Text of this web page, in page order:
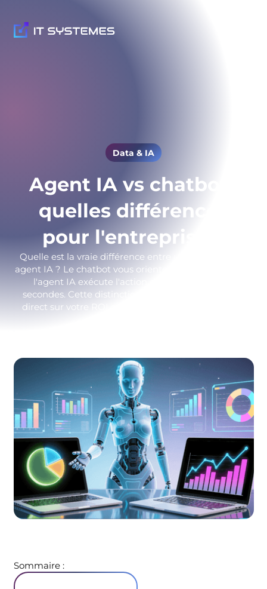
Data & IA
Agent IA vs chatbot :
quelles différences
pour l'entreprise ?
Quelle est la vraie différence entre un chatbot et un
agent IA ? Le chatbot vous oriente vers un formulaire,
l'agent IA exécute l'action dans votre SI en 30
secondes. Cette distinction technique a un impact
direct sur votre ROI et votre taux d'automatisation
Sommaire :